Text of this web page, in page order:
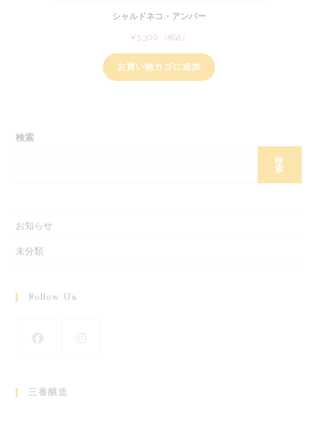
シャルドネコ・アンバー
¥3,300 （税込）
お買い物カゴに追加
検索
検
索
お知らせ
未分類
Follow Us
い
三養醸造